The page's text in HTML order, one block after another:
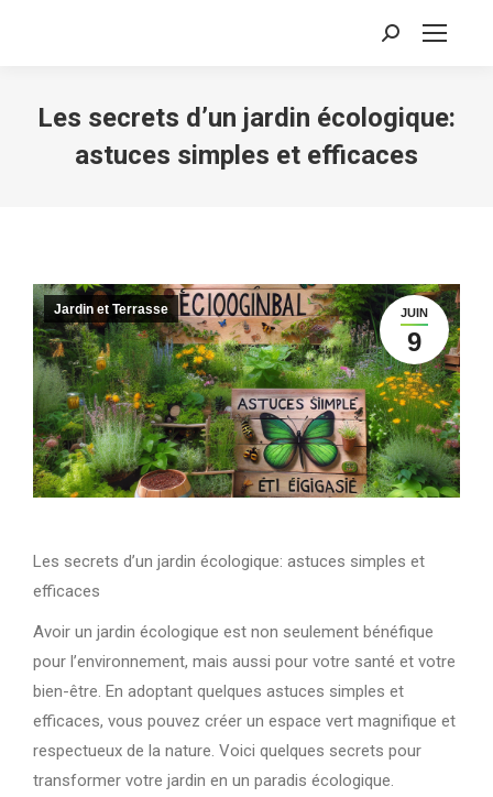
Recherche
Les secrets d’un jardin écologique:
astuces simples et efficaces
JUIN
9
Jardin et Terrasse
Les secrets d’un jardin écologique: astuces simples et
efficaces
Avoir un jardin écologique est non seulement bénéfique
pour l’environnement, mais aussi pour votre santé et votre
bien-être. En adoptant quelques astuces simples et
efficaces, vous pouvez créer un espace vert magnifique et
respectueux de la nature. Voici quelques secrets pour
transformer votre jardin en un paradis écologique.